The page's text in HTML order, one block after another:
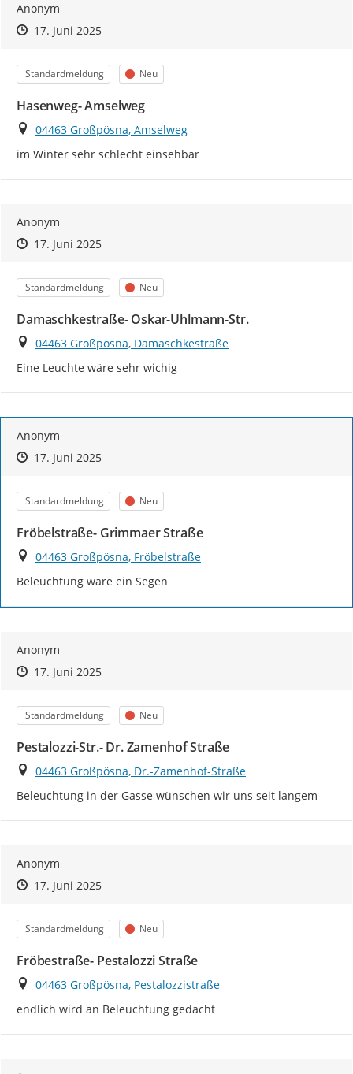
Anonym
Zeitpunkt des Erstellens
Zeitpunkt des Erstellens
17. Juni 2025Zur Äußerung
Kategorie
Standardmeldung Status
Neu
Hasenweg- Amselweg
Ort
04463 Großpösna, Amselweg
im Winter sehr schlecht einsehbar
Anonym
Zeitpunkt des Erstellens
Zeitpunkt des Erstellens
17. Juni 2025Zur Äußerung
Kategorie
Standardmeldung Status
Neu
Damaschkestraße- Oskar-Uhlmann-Str.
Ort
04463 Großpösna, Damaschkestraße
Eine Leuchte wäre sehr wichig
Anonym
Zeitpunkt des Erstellens
Zeitpunkt des Erstellens
17. Juni 2025Zur Äußerung
Kategorie
Standardmeldung Status
Neu
Fröbelstraße- Grimmaer Straße
Ort
04463 Großpösna, Fröbelstraße
Beleuchtung wäre ein Segen
Anonym
Zeitpunkt des Erstellens
Zeitpunkt des Erstellens
17. Juni 2025Zur Äußerung
Kategorie
Standardmeldung Status
Neu
Pestalozzi-Str.- Dr. Zamenhof Straße
Ort
04463 Großpösna, Dr.-Zamenhof-Straße
Beleuchtung in der Gasse wünschen wir uns seit langem
Anonym
Zeitpunkt des Erstellens
Zeitpunkt des Erstellens
17. Juni 2025Zur Äußerung
Kategorie
Standardmeldung Status
Neu
Fröbestraße- Pestalozzi Straße
Ort
04463 Großpösna, Pestalozzistraße
endlich wird an Beleuchtung gedacht